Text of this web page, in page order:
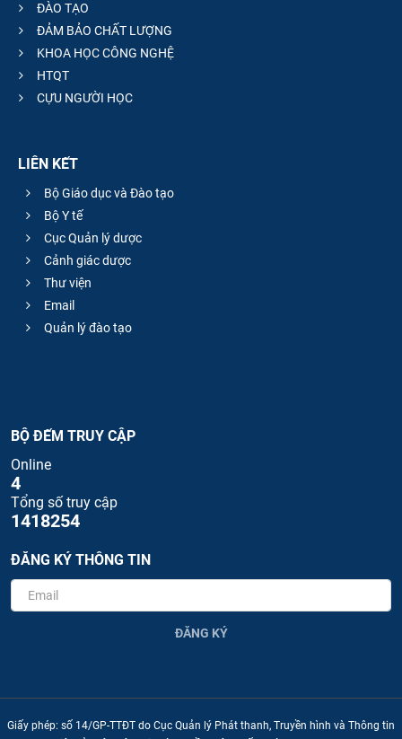
ĐÀO TẠO
ĐẢM BẢO CHẤT LƯỢNG
KHOA HỌC CÔNG NGHỆ
HTQT
CỰU NGƯỜI HỌC
LIÊN KẾT
Bộ Giáo dục và Đào tạo
Bộ Y tế
Cục Quản lý dược
Cảnh giác dược
Thư viện
Email
Quản lý đào tạo
BỘ ĐẾM TRUY CẬP
Online
4
Tổng số truy cập
1418254
ĐĂNG KÝ THÔNG TIN
ĐĂNG KÝ
Giấy phép: số 14/GP-TTĐT do Cục Quản lý Phát thanh, Truyền hình và Thông tin